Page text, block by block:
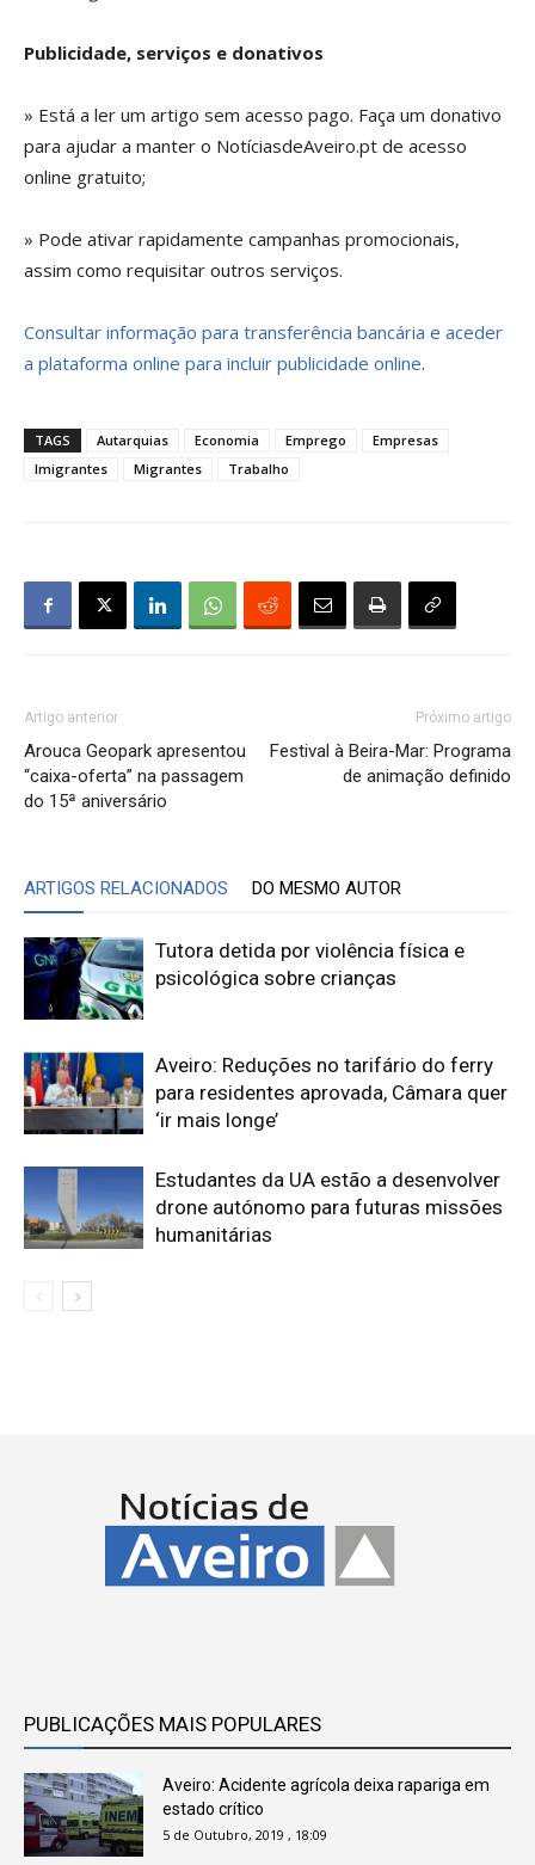
Publicidade, serviços e donativos
» Está a ler um artigo sem acesso pago. Faça um donativo
para ajudar a manter o NotíciasdeAveiro.pt de acesso
online gratuito;
» Pode ativar rapidamente campanhas promocionais,
assim como requisitar outros serviços.
Consultar informação para transferência bancária e aceder
a plataforma online para incluir publicidade online.
TAGS Autarquias Economia Emprego
Empresas
Imigrantes
Migrantes Trabalho
Artigo anterior
Arouca Geopark apresentou
“caixa-oferta” na passagem
do 15ª aniversário
Próximo artigo
Festival à Beira-Mar: Programa
de animação definido
ARTIGOS RELACIONADOS DO MESMO AUTOR
Tutora detida por violência física e
psicológica sobre crianças
Aveiro: Reduções no tarifário do ferry
para residentes aprovada, Câmara quer
‘ir mais longe’
Estudantes da UA estão a desenvolver
drone autónomo para futuras missões
humanitárias
PUBLICAÇÕES MAIS POPULARES
Aveiro: Acidente agrícola deixa rapariga em
estado crítico
5 de Outubro, 2019 , 18:09